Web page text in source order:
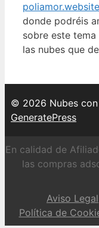
poliamor.website
donde podréis
sobre este
las nubes que
© 2026 Nubes
GeneratePress
En calidad de
las compras
Aviso Legal
Política de